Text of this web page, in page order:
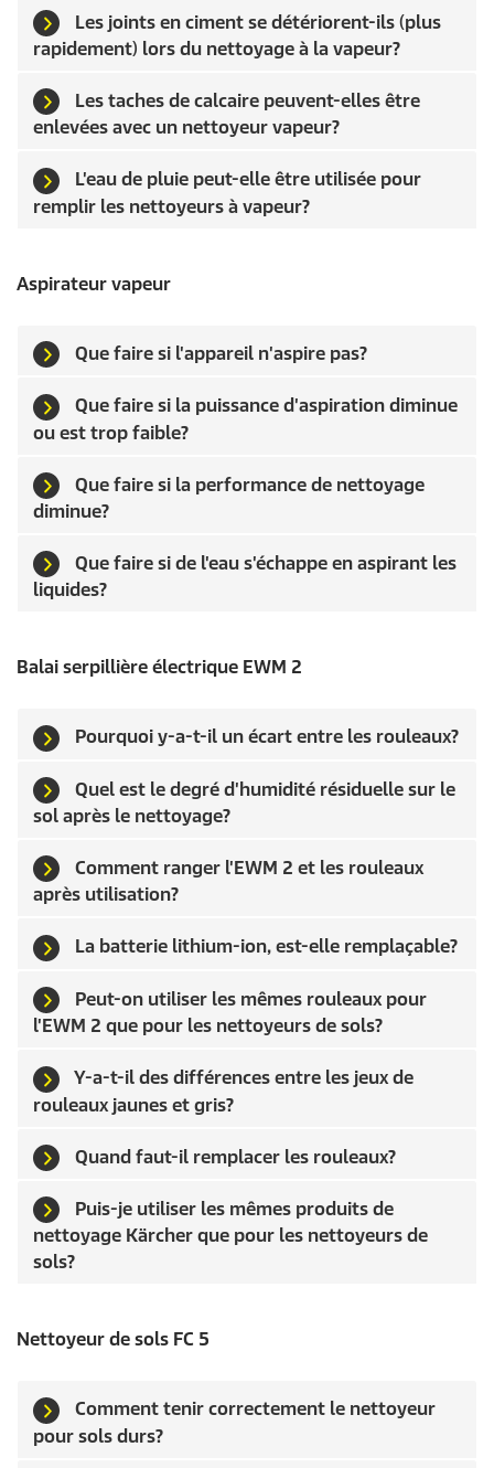
Les joints en ciment se détériorent-ils (plus
rapidement) lors du nettoyage à la vapeur?
Les taches de calcaire peuvent-elles être
enlevées avec un nettoyeur vapeur?
L'eau de pluie peut-elle être utilisée pour
remplir les nettoyeurs à vapeur?
Aspirateur vapeur
Que faire si l'appareil n'aspire pas?
Que faire si la puissance d'aspiration diminue
ou est trop faible?
Que faire si la performance de nettoyage
diminue?
Que faire si de l'eau s'échappe en aspirant les
liquides?
Balai serpillière électrique EWM 2
Pourquoi y-a-t-il un écart entre les rouleaux?
Quel est le degré d'humidité résiduelle sur le
sol après le nettoyage?
Comment ranger l'EWM 2 et les rouleaux
après utilisation?
La batterie lithium-ion, est-elle remplaçable?
Peut-on utiliser les mêmes rouleaux pour
l'EWM 2 que pour les nettoyeurs de sols?
Y-a-t-il des différences entre les jeux de
rouleaux jaunes et gris?
Quand faut-il remplacer les rouleaux?
Puis-je utiliser les mêmes produits de
nettoyage Kärcher que pour les nettoyeurs de
sols?
Nettoyeur de sols FC 5
Comment tenir correctement le nettoyeur
pour sols durs?